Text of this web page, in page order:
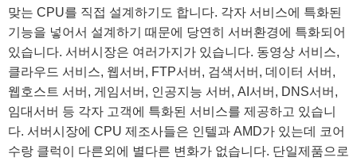
맞는 CPU를 직접 설계하기도 합니다. 각자 서비스에 특화된
기능을 넣어서 설계하기 때문에 당연히 서버환경에 특화되어
있습니다. 서버시장은 여러가지가 있습니다. 동영상 서비스,
클라우드 서비스, 웹서버, FTP서버, 검색서버, 데이터 서버,
웹호스트 서버, 게임서버, 인공지능 서버, AI서버, DNS서버,
임대서버 등 각자 고객에 특화된 서비스를 제공하고 있습니
다. 서버시장에 CPU 제조사들은 인텔과 AMD가 있는데 코어
수랑 클럭이 다른외에 별다른 변화가 없습니다. 단일제품으로